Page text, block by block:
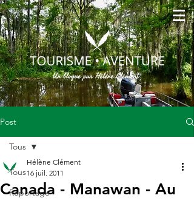
Post
Tous
Reportage
Tous
Canada - Manawan - Au
Hélène Clément
16 juil. 2011